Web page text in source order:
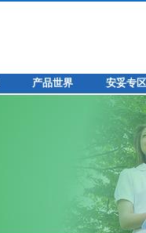
产品世界 安妥专区